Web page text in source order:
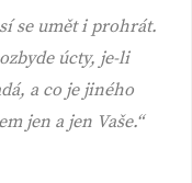
se umět i prohrát.
úcty, je-li
a co je jiného
jen a jen Vaše.“